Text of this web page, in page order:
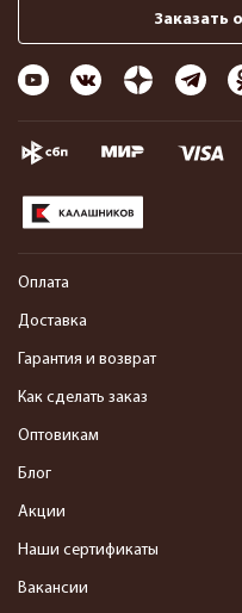
Заказать
Оплата
Доставка
Гарантия и возврат
Как сделать заказ
Оптовикам
Блог
Акции
Наши сертификаты
Вакансии